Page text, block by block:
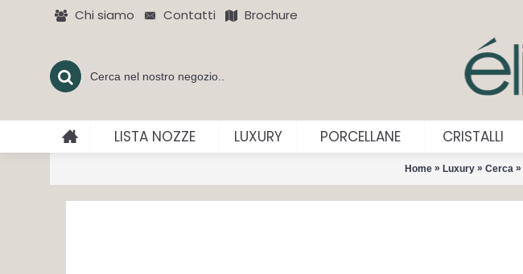
Chi siamo Contatti Brochure
LISTA NOZZE LUXURY PORCELLANE CRISTALLI
Home » Luxury » Cerca »